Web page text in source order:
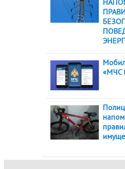
«МЧС